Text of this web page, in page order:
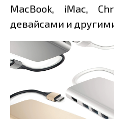
MacBook, iMac,
девайсами и